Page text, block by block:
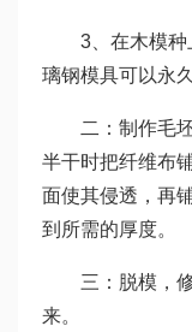
3、在木模种
璃钢模具可以永
二：制作毛坯
半干时把纤维布
面使其侵透，再
到所需的厚度。
三：脱模，修
来。